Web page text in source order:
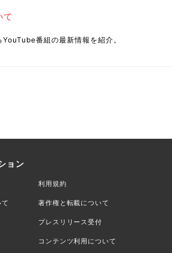
て
番組の最新情報を紹介。
ョン
利用規約
著作権と転載について
プレスリリース受付
コンテンツ利用について